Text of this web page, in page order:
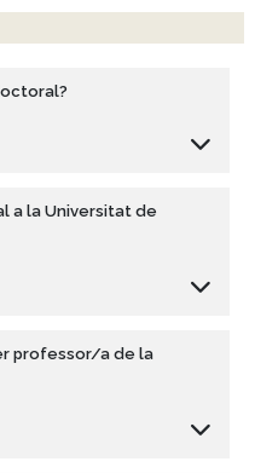
a la Universitat de
professor/a de la